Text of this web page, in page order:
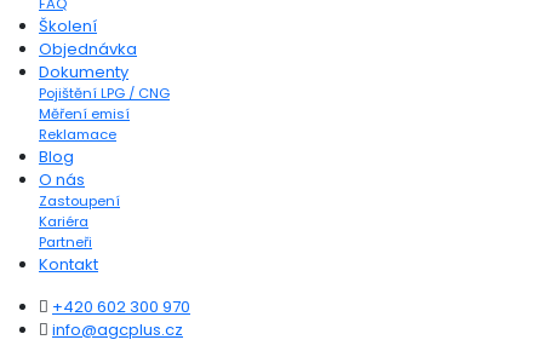
Školení
Objednávka
Dokumenty
Pojištění LPG / CNG
Měření emisí
Reklamace
Blog
O nás
Zastoupení
Kariéra
Partneři
Kontakt
+420 602 300 970
info@agcplus.cz